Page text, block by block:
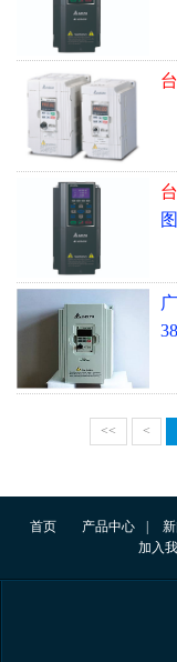
图
<< <
首页 产品中心
加入